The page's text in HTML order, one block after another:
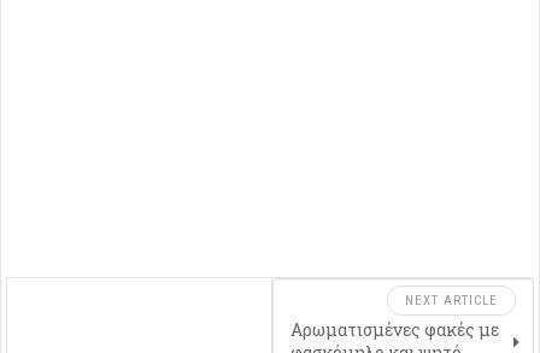
NEXT ARTICLE
Αρωματισμένες φακές με